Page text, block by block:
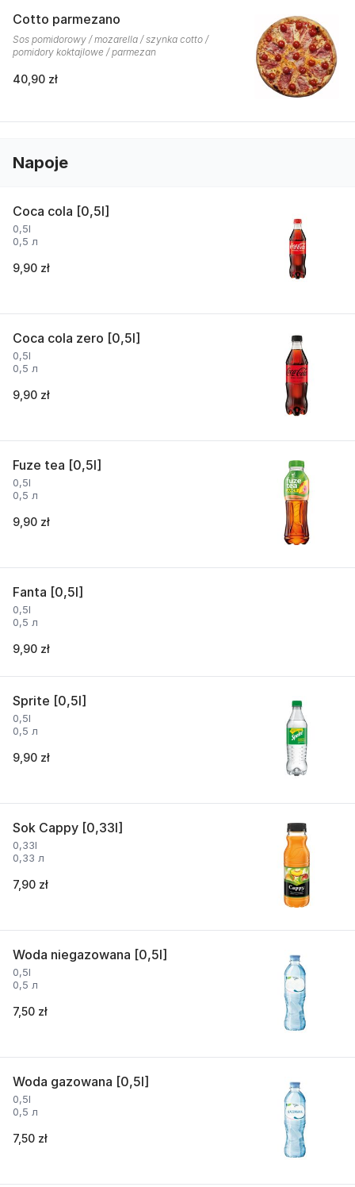
Cotto parmezano
Sos pomidorowy / mozarella / szynka cotto /
pomidory koktajlowe / parmezan
40,90 zł
Napoje
Coca cola [0,5l]
0,5l
0,5 л
9,90 zł
Coca cola zero [0,5l]
0,5l
0,5 л
9,90 zł
Fuze tea [0,5l]
0,5l
0,5 л
9,90 zł
Fanta [0,5l]
0,5l
0,5 л
9,90 zł
Sprite [0,5l]
0,5l
0,5 л
9,90 zł
Sok Cappy [0,33l]
0,33l
0,33 л
7,90 zł
Woda niegazowana [0,5l]
0,5l
0,5 л
7,50 zł
Woda gazowana [0,5l]
0,5l
0,5 л
7,50 zł